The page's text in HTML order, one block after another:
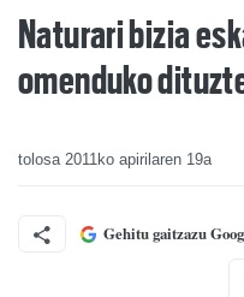
Naturari bizia
omenduko
tolosa 2011ko apirilaren 19a
Gehitu gaitzazu